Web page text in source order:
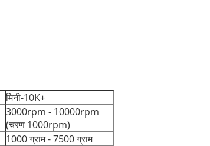
मिनी-10K+
3000rpm - 10000rpm
(चरण 1000rpm)
1000 ग्राम - 7500 ग्राम